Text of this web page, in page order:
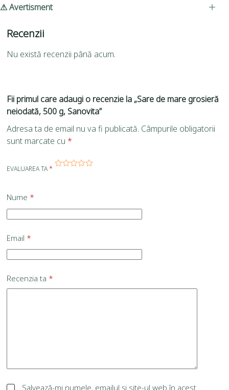
⚠ Avertisment
Recenzii
Nu există recenzii până acum.
Fii primul care adaugi o recenzie la „Sare de mare grosieră
neiodată, 500 g, Sanovita”
Adresa ta de email nu va fi publicată. Câmpurile obligatorii
sunt marcate cu *
EVALUAREA TA*
Nume *
Email *
Recenzia ta *
Salvează-mi numele, emailul și site-ul web în acest